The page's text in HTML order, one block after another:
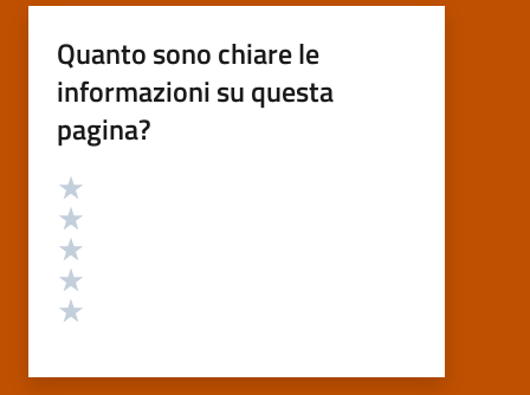
Quanto sono chiare le
informazioni su questa
pagina?
Valutazione